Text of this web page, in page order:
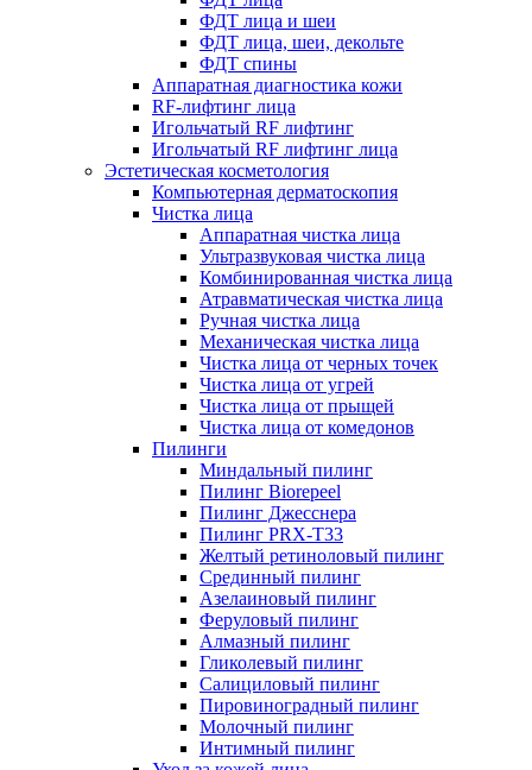
ФДТ лица и шеи
ФДТ лица, шеи, декольте
ФДТ спины
Аппаратная диагностика кожи
RF-лифтинг лица
Игольчатый RF лифтинг
Игольчатый RF лифтинг лица
Эстетическая косметология
Компьютерная дерматоскопия
Чистка лица
Аппаратная чистка лица
Ультразвуковая чистка лица
Комбинированная чистка лица
Атравматическая чистка лица
Ручная чистка лица
Механическая чистка лица
Чистка лица от черных точек
Чистка лица от угрей
Чистка лица от прыщей
Чистка лица от комедонов
Пилинги
Миндальный пилинг
Пилинг Biorepeel
Пилинг Джесснера
Пилинг PRX-T33
Желтый ретиноловый пилинг
Срединный пилинг
Азелаиновый пилинг
Феруловый пилинг
Алмазный пилинг
Гликолевый пилинг
Салициловый пилинг
Пировиноградный пилинг
Молочный пилинг
Интимный пилинг